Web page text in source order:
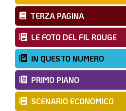
TERZA PAGINA
LE FOTO DEL FIL ROUGE
IN QUESTO NUMERO
PRIMO PIANO
SCENARIO ECONOMICO